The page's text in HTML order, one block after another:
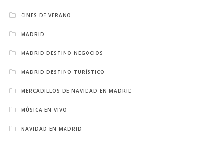
CINES DE VERANO
MADRID
MADRID DESTINO NEGOCIOS
MADRID DESTINO TURÍSTICO
MERCADILLOS DE NAVIDAD EN MADRID
MÚSICA EN VIVO
NAVIDAD EN MADRID